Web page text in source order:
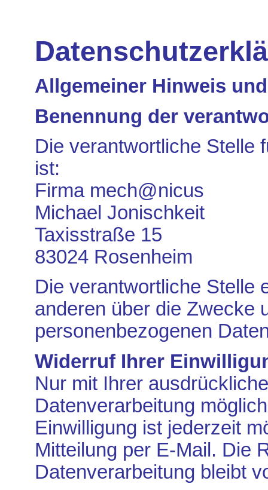
Allgemeiner Hinweis
Benennung der
Die verantwortliche Stelle
ist:
Firma mech@nicus
Michael Jonischkeit
Taxisstraße 15
83024 Rosenheim
Die verantwortliche Stelle
anderen über die Zwecke
personenbezogenen
Widerruf Ihrer
Nur mit Ihrer
Datenverarbeitung
Einwilligung ist jederzeit
Mitteilung per E-Mail. Die
Datenverarbeitung bleibt